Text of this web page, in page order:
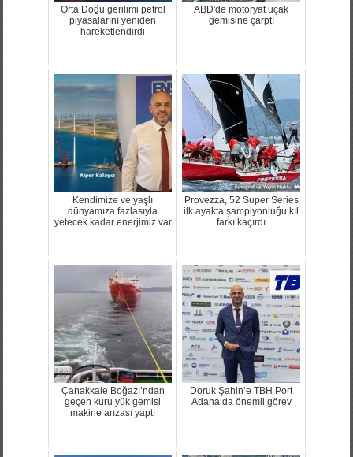
Orta Doğu gerilimi petrol
piyasalarını yeniden
hareketlendirdi
ABD'de motoryat uçak
gemisine çarptı
Kendimize ve yaşlı
dünyamıza fazlasıyla
yetecek kadar enerjimiz var
Provezza, 52 Super Series
ilk ayakta şampiyonluğu kıl
farkı kaçırdı
Çanakkale Boğazı’ndan
geçen kuru yük gemisi
makine arızası yaptı
Doruk Şahin’e TBH Port
Adana’da önemli görev